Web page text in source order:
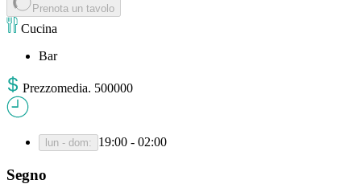
Prenota un tavolo
Cucina
Bar
Prezzomedia. 500000
lun - dom: 19:00 - 02:00
Segno